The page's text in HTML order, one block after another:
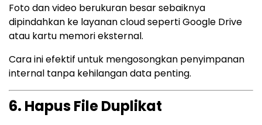
Foto dan video berukuran besar sebaiknya
dipindahkan ke layanan cloud seperti Google Drive
atau kartu memori eksternal.
Cara ini efektif untuk mengosongkan penyimpanan
internal tanpa kehilangan data penting.
6. Hapus File Duplikat